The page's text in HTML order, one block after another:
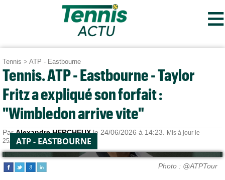
≡
Tennis > ATP - Eastbourne
Tennis. ATP - Eastbourne - Taylor
Fritz a expliqué son forfait :
"Wimbledon arrive vite"
ParAlexandre HERCHEUXle 24/06/2026 à 14:23.
Mis à jour le
25/06/2026 à 17:45.
ATP - EASTBOURNE
Photo : @ATPTour